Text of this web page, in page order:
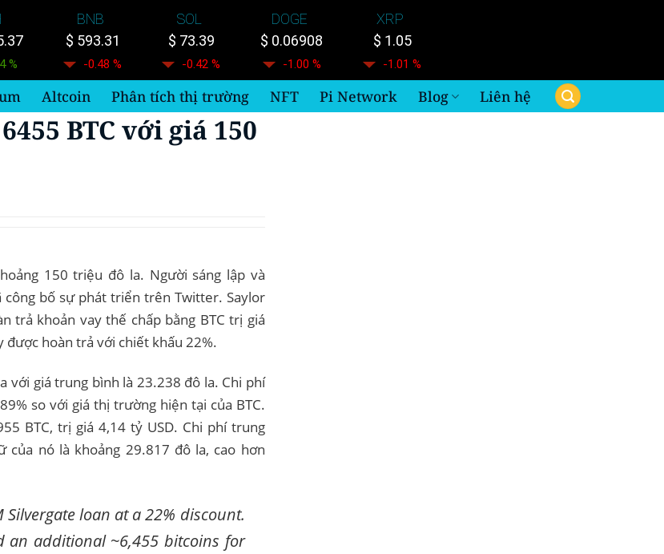
%
BNB
$ 593.31
-0.48 %
SOL
$ 73.39
-0.42 %
DOGE
$ 0.06908
-1.00 %
XRP
$ 1.05
-1.01 %
Altcoin Phân tích thị trường NFT Pi Network Blog Liên hệ
BTC với giá 150
150 triệu đô la. Người sáng lập và
công bố sự phát triển trên Twitter. Saylor
trả khoản vay thế chấp bằng BTC trị giá
được hoàn trả với chiết khấu 22%.
với giá trung bình là 23.238 đô la. Chi phí
so với giá thị trường hiện tại của BTC.
BTC, trị giá 4,14 tỷ USD. Chi phí trung
của nó là khoảng 29.817 đô la, cao hơn
loan at a 22% discount.
an additional ~6,455 bitcoins for